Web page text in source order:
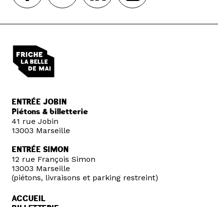
ENTRÉE JOBIN
Piétons & billetterie
41 rue Jobin
13003 Marseille
ENTRÉE SIMON
12 rue François Simon
13003 Marseille
(piétons, livraisons et parking restreint)
ACCUEIL